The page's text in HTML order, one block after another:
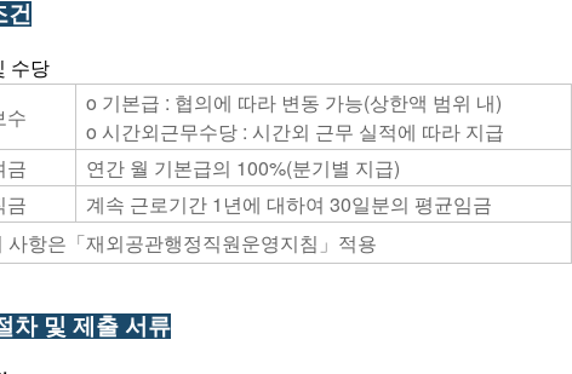
건
수당
수
o 기본급 : 협의에 따라 변동 가능(상한액 범위 내)
o 시간외근무수당 : 시간외 근무 실적에 따라 지급
금
연간 월 기본급의 100%(분기별 지급)
금
계속 근로기간 1년에 대하여 30일분의 평균임금
사항은「재외공관행정직원운영지침」적용
차 및 제출 서류